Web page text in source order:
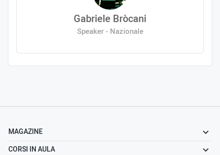
Gabriele Bròcani
Speaker - Nazionale
MAGAZINE
CORSI IN AULA